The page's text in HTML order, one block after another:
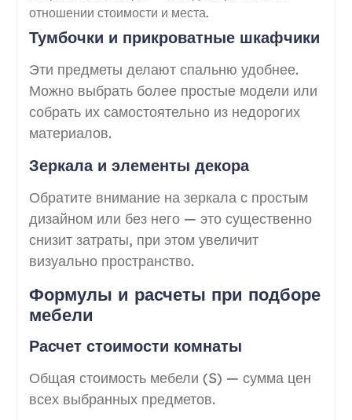
отношении стоимости и места.
Тумбочки и прикроватные шкафчики
Эти предметы делают спальню удобнее.
Можно выбрать более простые модели или
собрать их самостоятельно из недорогих
материалов.
Зеркала и элементы декора
Обратите внимание на зеркала с простым
дизайном или без него — это существенно
снизит затраты, при этом увеличит
визуально пространство.
Формулы и расчеты при подборе
мебели
Расчет стоимости комнаты
Общая стоимость мебели (S) — сумма цен
всех выбранных предметов.